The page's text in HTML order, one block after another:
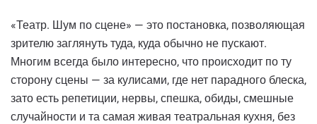
«Театр. Шум по сцене» — это постановка, позволяющая
зрителю заглянуть туда, куда обычно не пускают.
Многим всегда было интересно, что происходит по ту
сторону сцены — за кулисами, где нет парадного блеска,
зато есть репетиции, нервы, спешка, обиды, смешные
случайности и та самая живая театральная кухня, без